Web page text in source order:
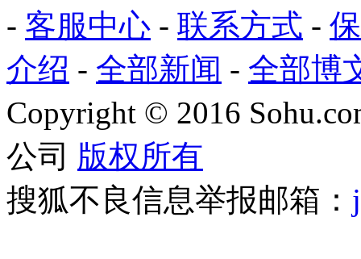
- 客服中心 - 联系方式 -
介绍 - 全部新闻 - 全部博
Copyright © 2016
公司 版权所有
搜狐不良信息举报邮箱：